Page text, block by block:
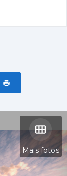
Mais fotos